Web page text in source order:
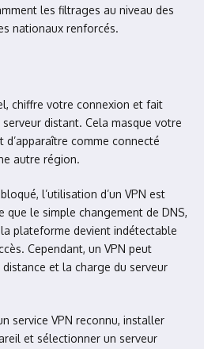
les filtrages au niveau des
nationaux renforcés.
chiffre votre connexion et fait
distant. Cela masque votre
comme connecté
autre région.
l’utilisation d’un VPN est
que le simple changement de DNS,
plateforme devient indétectable
Cependant, un VPN peut
et la charge du serveur
service VPN reconnu, installer
et sélectionner un serveur